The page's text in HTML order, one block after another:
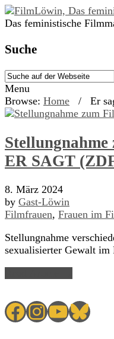
Das feministische
Suche
Menu
Browse: Home / Er
ER SAGT
8. März 2024
by Gast-Löwin
Filmfrauen, Frauen im
Stellungnahme
sexualisierter Gewalt
Facebook
Instagram
YouTube